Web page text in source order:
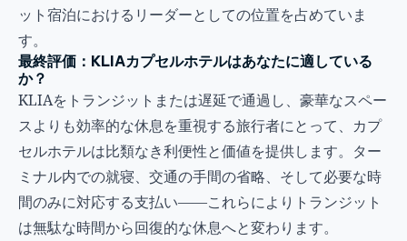
ット宿泊におけるリーダーとしての位置を占めていま
す。
最終評価：KLIAカプセルホテルはあなたに適している
か？
KLIAをトランジットまたは遅延で通過し、豪華なスペー
スよりも効率的な休息を重視する旅行者にとって、カプ
セルホテルは比類なき利便性と価値を提供します。ター
ミナル内での就寝、交通の手間の省略、そして必要な時
間のみに対応する支払い——これらによりトランジット
は無駄な時間から回復的な休息へと変わります。